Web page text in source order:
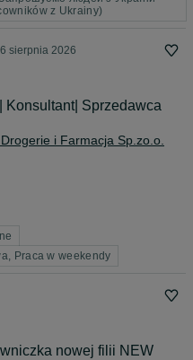
z Ukrainy)
sierpnia 2026
Konsultant| Sprzedawca
i Farmacja Sp.zo.o.
Praca w weekendy
nowej filii NEW